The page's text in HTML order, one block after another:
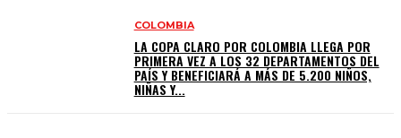
COLOMBIA
LA COPA CLARO POR COLOMBIA LLEGA POR
PRIMERA VEZ A LOS 32 DEPARTAMENTOS DEL
PAÍS Y BENEFICIARÁ A MÁS DE 5.200 NIÑOS,
NIÑAS Y...